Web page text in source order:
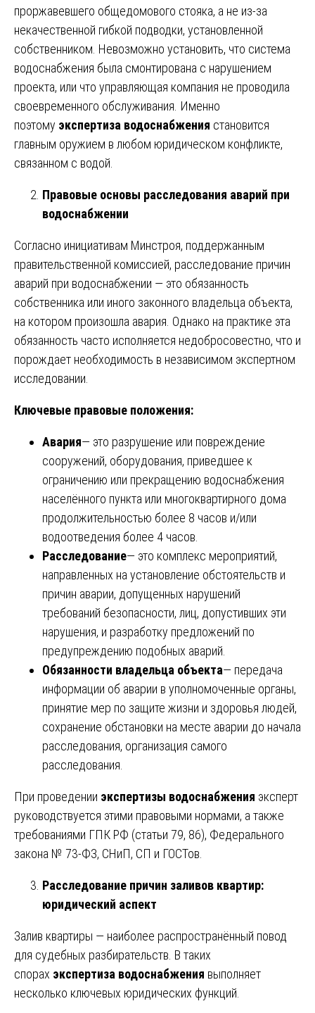
проржавевшего общедомового стояка, а не из-за
некачественной гибкой подводки, установленной
собственником. Невозможно установить, что система
водоснабжения была смонтирована с нарушением
проекта, или что управляющая компания не проводила
своевременного обслуживания. Именно
поэтому экспертиза водоснабжения становится
главным оружием в любом юридическом конфликте,
связанном с водой.
Правовые основы расследования аварий при
водоснабжении
Согласно инициативам Минстроя, поддержанным
правительственной комиссией, расследование причин
аварий при водоснабжении — это обязанность
собственника или иного законного владельца объекта,
на котором произошла авария. Однако на практике эта
обязанность часто исполняется недобросовестно, что и
порождает необходимость в независимом экспертном
исследовании.
Ключевые правовые положения:
Авария— это разрушение или повреждение
сооружений, оборудования, приведшее к
ограничению или прекращению водоснабжения
населённого пункта или многоквартирного дома
продолжительностью более 8 часов и/или
водоотведения более 4 часов.
Расследование— это комплекс мероприятий,
направленных на установление обстоятельств и
причин аварии, допущенных нарушений
требований безопасности, лиц, допустивших эти
нарушения, и разработку предложений по
предупреждению подобных аварий.
Обязанности владельца объекта— передача
информации об аварии в уполномоченные органы,
принятие мер по защите жизни и здоровья людей,
сохранение обстановки на месте аварии до начала
расследования, организация самого
расследования.
При проведении экспертизы водоснабжения эксперт
руководствуется этими правовыми нормами, а также
требованиями ГПК РФ (статьи 79, 86), Федерального
закона № 73-ФЗ, СНиП, СП и ГОСТов.
Расследование причин заливов квартир:
юридический аспект
Залив квартиры — наиболее распространённый повод
для судебных разбирательств. В таких
спорах экспертиза водоснабжения выполняет
несколько ключевых юридических функций.